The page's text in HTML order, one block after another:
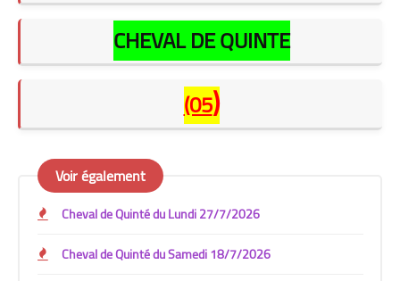
CHEVAL DE QUINTE
(05)
Voir également
Cheval de Quinté du Lundi 27/7/2026
Cheval de Quinté du Samedi 18/7/2026